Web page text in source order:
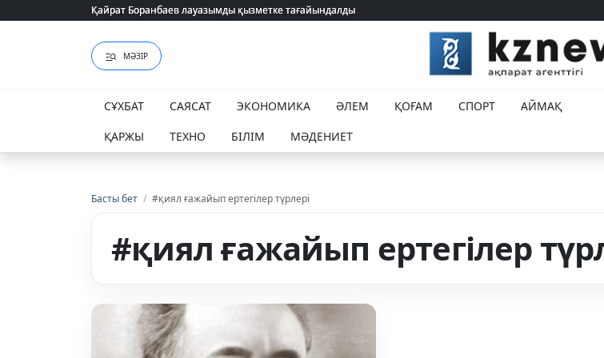
Қайрат Боранбаев лауазымды қызметке тағайындалды
Қайрат Боранбаев лауазымды қызметке тағайындалды
МӘЗІР
СҰХБАТ САЯСАТ ЭКОНОМИКА ӘЛЕМ ҚОҒАМ СПОРТ
АЙМАҚ
ҚАРЖЫ
ТЕХНО БІЛІМ МӘДЕНИЕТ
Басты бет / #қиял ғажайып ертегілер түрлері
#қиял ғажайып ертегілер